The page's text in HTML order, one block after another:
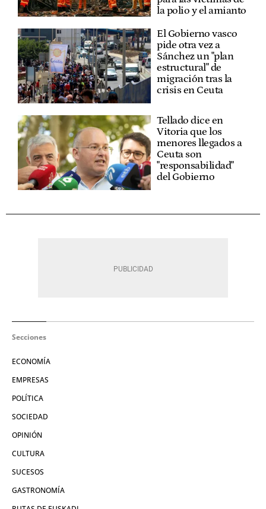
la polio y el amianto
El Gobierno vasco
pide otra vez a
Sánchez un "plan
estructural" de
migración tras la
crisis en Ceuta
Tellado dice en
Vitoria que los
menores llegados a
Ceuta son
"responsabilidad"
del Gobierno
Secciones
ECONOMÍA
EMPRESAS
POLÍTICA
SOCIEDAD
OPINIÓN
CULTURA
SUCESOS
GASTRONOMÍA